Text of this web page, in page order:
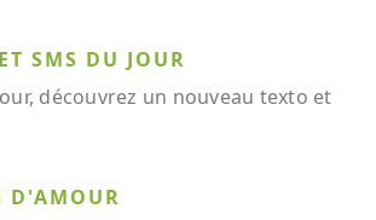
SMS DU JOUR
découvrez un nouveau texto et
D'AMOUR